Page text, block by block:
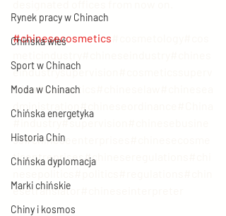
Rynek pracy w Chinach
Chińska wieś
Sport w Chinach
Moda w Chinach
Chińska energetyka
Historia Chin
Chińska dyplomacja
Marki chińskie
Chiny i kosmos
designated offices from now on.
#chinesecosmetics
eindustrysupervision#cosmeticssuperv
ision#cosmetics#chineselaw#chinesea
#industry#supervision#chinesebusine
ss#chineseenterprises#chinesecosme
ticentreprises#chineseregulations#chi
esetranslator#chineseinterpreter